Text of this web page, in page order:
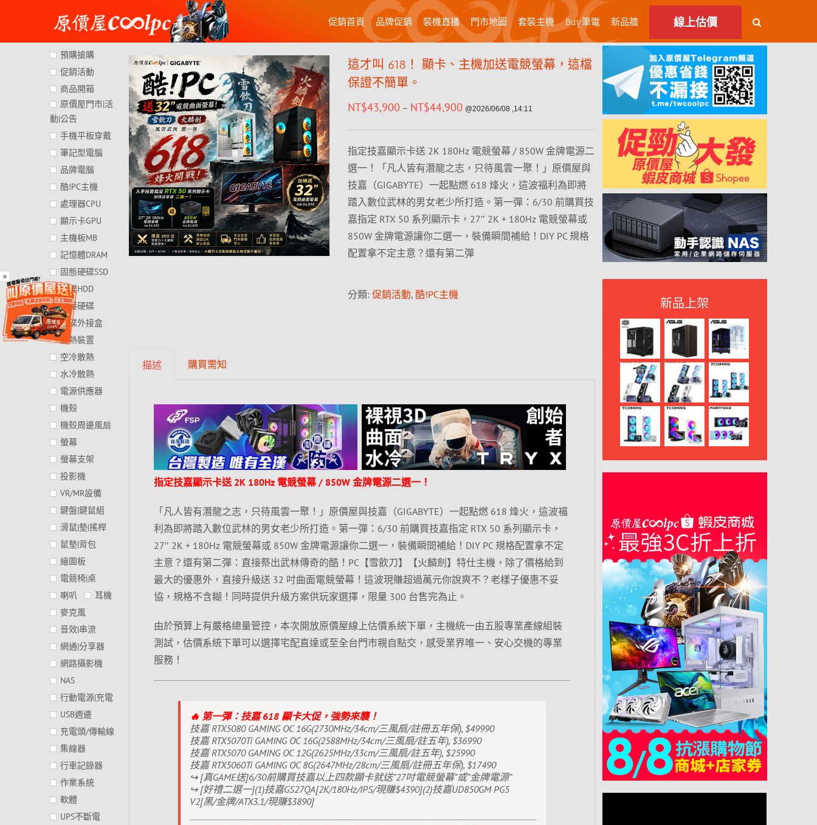
×
content
促銷首頁 品牌促銷 裝機直播 門市地圖 套裝主機 Buy筆電 新品牆 線上估價
這才叫 618！ 顯卡、主機加送電競螢幕，這檔
保證不簡單。
NT$43,900 – NT$44,900 @2026/06/08 ,14:11
指定技嘉顯示卡送 2K 180Hz 電競螢幕 / 850W 金牌電源二
選一！「凡人皆有潛龍之志，只待風雲一聚！」原價屋與
技嘉（GIGABYTE）一起點燃 618 烽火，這波福利為即將
踏入數位武林的男女老少所打造。第一彈：6/30 前購買技
嘉指定 RTX 50 系列顯示卡，27″ 2K + 180Hz 電競螢幕或
850W 金牌電源讓你二選一，裝備瞬間補給！DIY PC 規格
配置拿不定主意？還有第二彈
分類: 促銷活動, 酷!PC主機
描述 購買需知
指定技嘉顯示卡送 2K 180Hz 電競螢幕 / 850W 金牌電源二選一！
「凡人皆有潛龍之志，只待風雲一聚！」原價屋與技嘉（GIGABYTE）一起點燃 618 烽火，這波福
利為即將踏入數位武林的男女老少所打造。第一彈：6/30 前購買技嘉指定 RTX 50 系列顯示卡，
27″ 2K + 180Hz 電競螢幕或 850W 金牌電源讓你二選一，裝備瞬間補給！DIY PC 規格配置拿不定
主意？還有第二彈：直接祭出武林傳奇的酷！PC【雪飲刀】【火麟劍】特仕主機，除了價格給到
最大的優惠外，直接升級送 32 吋曲面電競螢幕！這波現賺超過萬元你說爽不？老樣子優惠不妥
協，規格不含糊！同時提供升級方案供玩家選擇，限量 300 台售完為止。
由於預算上有嚴格總量管控，本次開放原價屋線上估價系統下單，主機統一由五股專業產線組裝
測試，估價系統下單可以選擇宅配直達或至全台門市親自點交，感受業界唯一、安心交機的專業
服務！
🔥 第一彈：技嘉 618 顯卡大促，強勢來襲！
技嘉 RTX5080 GAMING OC 16G(2730MHz/34cm/三風扇/註冊五年保), $49990
技嘉 RTX5070Ti GAMING OC 16G(2588MHz/34cm/三風扇/註五年), $36990
技嘉 RTX5070 GAMING OC 12G(2625MHz/33cm/三風扇/註五年), $25990
技嘉 RTX5060Ti GAMING OC 8G(2647MHz/28cm/三風扇/註冊五年保), $17490
↪ [真GAME送]6/30前購買技嘉以上四款顯卡就送”27吋電競螢幕”或”金牌電源”
↪ [好禮二選一](1)技嘉GS27QA[2K/180Hz/IPS/現賺$4390](2)技嘉UD850GM PG5
V2[黑/金牌/ATX3.1/現賺$3890]
預購搶購
促銷活動
商品開箱
原價屋門市|活
動|公告
手機平板穿戴
筆記型電腦
品牌電腦
酷!PC主機
處理器CPU
顯示卡GPU
主機板MB
記憶體DRAM
固態硬碟SSD
硬碟HDD
外接硬碟
硬碟外接盒
散熱裝置
空冷散熱
水冷散熱
電源供應器
機殼
機殼周邊風扇
螢幕
螢幕支架
投影機
VR/MR設備
鍵盤|鍵鼠組
滑鼠|墊|搖桿
鼠墊|背包
繪圖板
電競椅|桌
喇叭
耳機
麥克風
音效|串流
網通|分享器
網路攝影機
NAS
行動電源|充電
USB週邊
充電頭/傳輸線
集線器
行車記錄器
作業系統
軟體
UPS不斷電
新品上架